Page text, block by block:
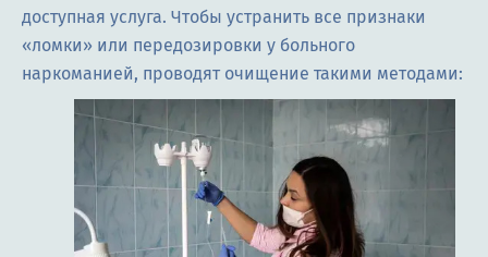
доступная услуга. Чтобы устранить все признаки
«ломки» или передозировки у больного
наркоманией, проводят очищение такими методами: